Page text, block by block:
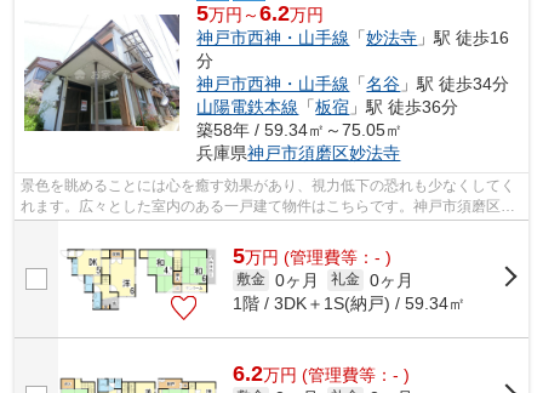
5万円～6.2万円
神戸市西神・山手線 「妙法寺 」駅 徒歩16
分
神戸市西神・山手線 「名谷 」駅 徒歩34分
山陽電鉄本線 「板宿 」駅 徒歩36分
築58年 / 59.34㎡～75.05㎡
兵庫県神戸市須磨区妙法寺
景色を眺めることには心を癒す効果があり、視力低下の恐れも少なくしてく
れます。広々とした室内のある一戸建て物件はこちらです。神戸市須磨区に
5万円 (管理費等：- )
敷金 0ヶ月 礼金 0ヶ月
1階 / 3DK＋1S(納戸) / 59.34㎡
6.2万円 (管理費等：- )